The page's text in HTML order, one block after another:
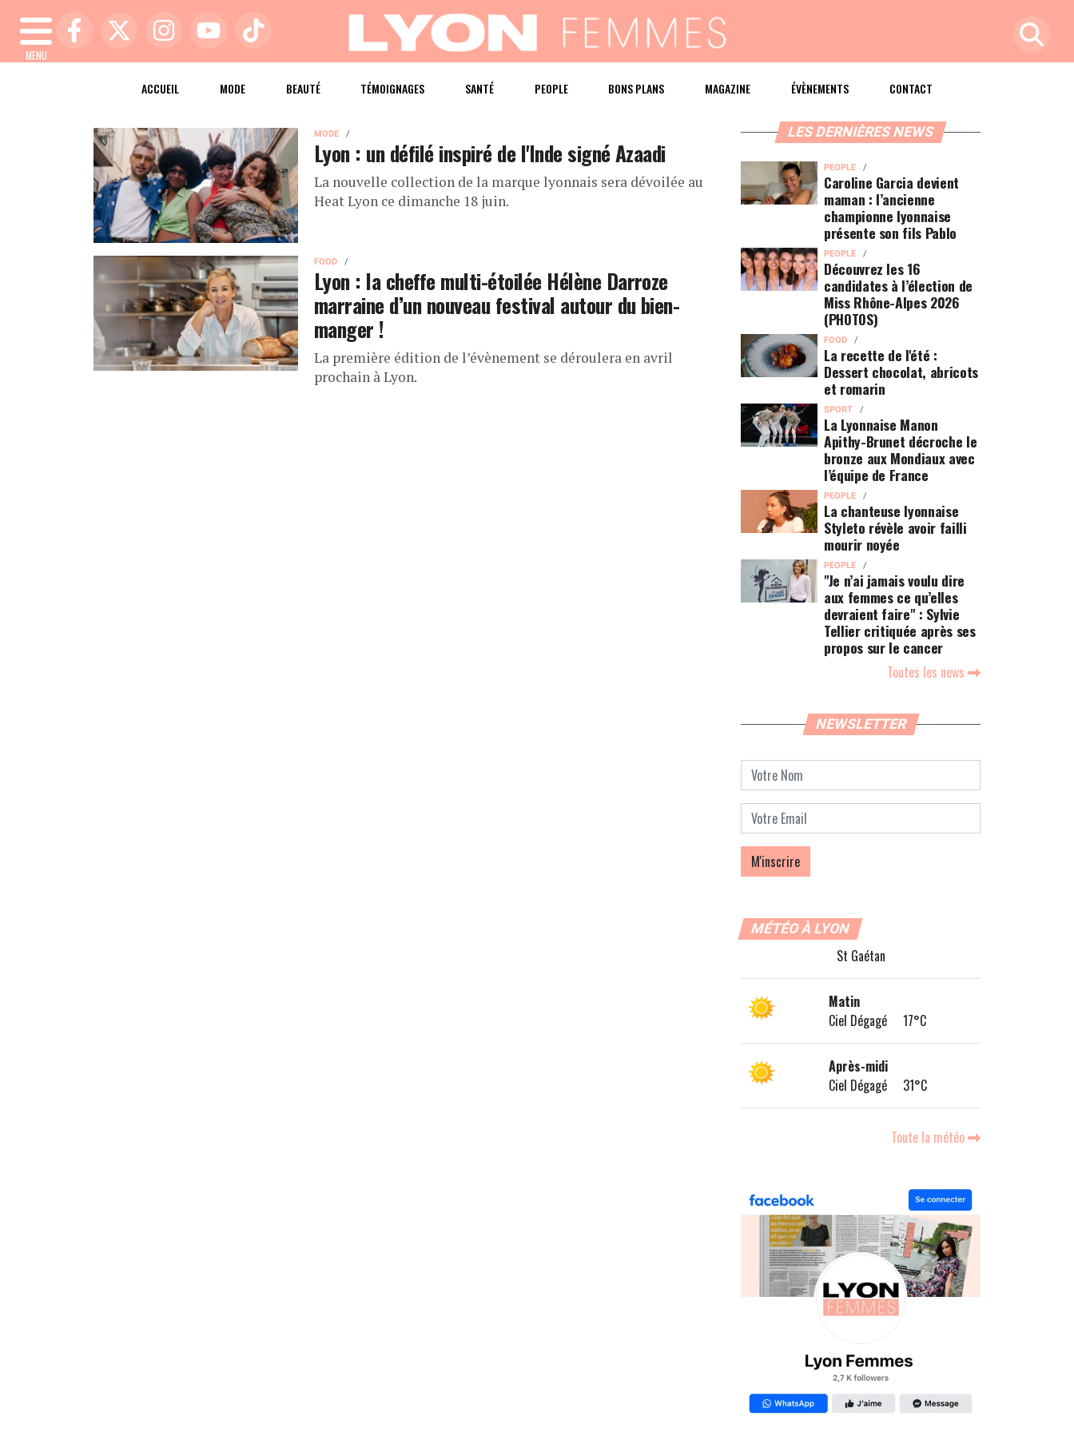
MENU
ACCUEIL MODE BEAUTÉ TÉMOIGNAGES SANTÉ PEOPLE BONS PLANS MAGAZINE ÉVÈNEMENTS CONTACT
MODE
Lyon : un défilé inspiré de l'Inde signé Azaadi
La nouvelle collection de la marque lyonnais sera dévoilée au
Heat Lyon ce dimanche 18 juin.
FOOD
Lyon : la cheffe multi-étoilée Hélène Darroze
marraine d’un nouveau festival autour du bien-
manger !
La première édition de l’évènement se déroulera en avril
prochain à Lyon.
LES DERNIÈRES NEWS
PEOPLE
Caroline Garcia devient
maman : l’ancienne
championne lyonnaise
présente son fils Pablo
PEOPLE
Découvrez les 16
candidates à l’élection de
Miss Rhône-Alpes 2026
(PHOTOS)
FOOD
La recette de l'été :
Dessert chocolat, abricots
et romarin
SPORT
La Lyonnaise Manon
Apithy-Brunet décroche le
bronze aux Mondiaux avec
l’équipe de France
PEOPLE
La chanteuse lyonnaise
Styleto révèle avoir failli
mourir noyée
PEOPLE
"Je n’ai jamais voulu dire
aux femmes ce qu’elles
devraient faire" : Sylvie
Tellier critiquée après ses
propos sur le cancer
Toutes les news
NEWSLETTER
MÉTÉO À LYON
St Gaétan
Matin
Ciel Dégagé 17°C
Après-midi
Ciel Dégagé 31°C
Toute la météo